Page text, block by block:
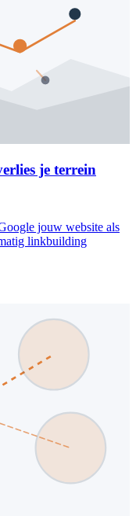
je terrein
jouw website als
linkbuilding